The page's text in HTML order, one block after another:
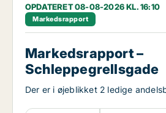
OPDATERET 08-08-2026 KL. 16:10
Markedsrapport
Markedsrapport –
Schleppegrellsgade
Der er i øjeblikket 2 ledige